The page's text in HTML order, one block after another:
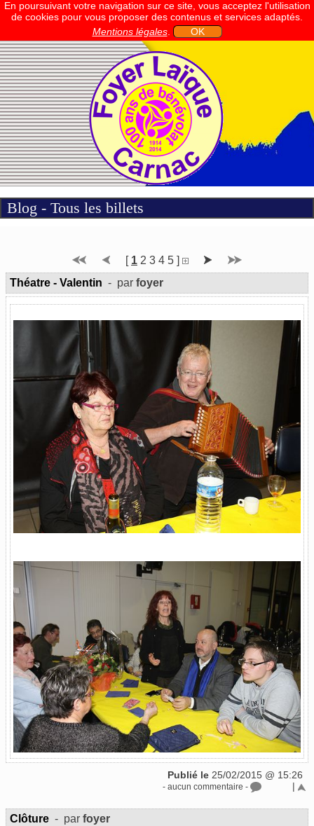
En poursuivant votre navigation sur ce site, vous acceptez l'utilisation
de cookies pour vous proposer des contenus et services adaptés.
Mentions légales. OK
Blog - Tous les billets
[ 1 2 3 4 5 ]
Théatre - Valentin - par foyer
Publié le 25/02/2015 @ 15:26
- aucun commentaire - |
Clôture - par foyer